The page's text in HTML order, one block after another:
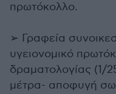
πρωτόκολλο.
➢ Γραφεία
υγειονομικό
δραματολογίας (1/
μέτρα- αποφυγή